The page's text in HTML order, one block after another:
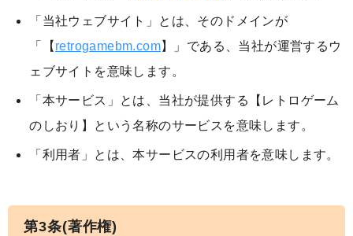
「当社ウェブサイト」とは、そのドメインが
「【 retrogamebm.com】」である、当社が運営するウ
ェブサイトを意味します。
「本サービス」とは、当社が提供する【レトロゲーム
のしおり】という名称のサービスを意味します。
「利用者」とは、本サービスの利用者を意味します。
第3条(著作権)